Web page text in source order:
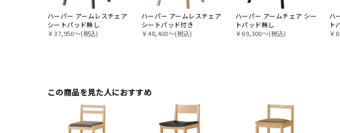
ハーパー アームレスチェア
シートパッド無し
￥37,950〜(税込)
ハーパー アームレスチェア
シートパッド付き
￥48,400〜(税込)
ハーパー アームチェア シー
トパッド無し
￥69,300〜(税込)
ハ
ト
￥
この商品を見た人におすすめ